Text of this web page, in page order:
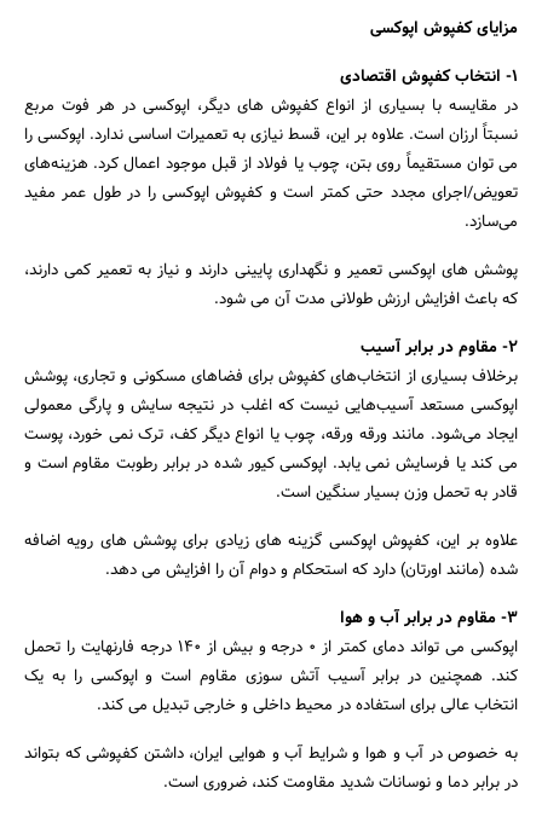
جستجو
مزایای کفپوش اپوکسی
1- انتخاب کفپوش اقتصادی
در مقایسه با بسیاری از انواع کفپوش های دیگر، اپوکسی در هر فوت مربع
نسبتاً ارزان است. علاوه بر این، قسط نیازی به تعمیرات اساسی ندارد. اپوکسی را
می توان مستقیماً روی بتن، چوب یا فولاد از قبل موجود اعمال کرد. هزینه‌های
تعویض/اجرای مجدد حتی کمتر است و کفپوش اپوکسی را در طول عمر مفید
می‌سازد.
پوشش های اپوکسی تعمیر و نگهداری پایینی دارند و نیاز به تعمیر کمی دارند،
که باعث افزایش ارزش طولانی مدت آن می شود.
2- مقاوم در برابر آسیب
برخلاف بسیاری از انتخاب‌های کفپوش برای فضاهای مسکونی و تجاری، پوشش
اپوکسی مستعد آسیب‌هایی نیست که اغلب در نتیجه سایش و پارگی معمولی
ایجاد می‌شود. مانند ورقه ورقه، چوب یا انواع دیگر کف، ترک نمی خورد، پوست
می کند یا فرسایش نمی یابد. اپوکسی کیور شده در برابر رطوبت مقاوم است و
قادر به تحمل وزن بسیار سنگین است.
علاوه بر این، کفپوش اپوکسی گزینه های زیادی برای پوشش های رویه اضافه
شده (مانند اورتان) دارد که استحکام و دوام آن را افزایش می دهد.
3- مقاوم در برابر آب و هوا
اپوکسی می تواند دمای کمتر از 0 درجه و بیش از 140 درجه فارنهایت را تحمل
کند. همچنین در برابر آسیب آتش سوزی مقاوم است و اپوکسی را به یک
انتخاب عالی برای استفاده در محیط داخلی و خارجی تبدیل می کند.
به خصوص در آب و هوا و شرایط آب و هوایی ایران، داشتن کفپوشی که بتواند
در برابر دما و نوسانات شدید مقاومت کند، ضروری است.